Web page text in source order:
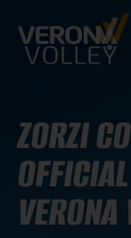
ZORZI
VERONA